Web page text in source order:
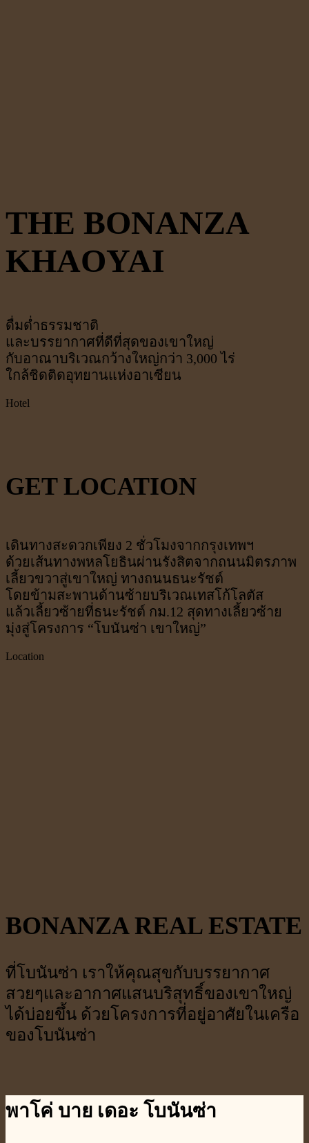
THE BONANZA
KHAOYAI
ดื่มด่ำธรรมชาติ
และบรรยากาศที่ดีที่สุดของเขาใหญ่
กับอาณาบริเวณกว้างใหญ่กว่า 3,000 ไร่
ใกล้ชิดติดอุทยานแห่งอาเซียน
Hotel
GET LOCATION
เดินทางสะดวกเพียง 2 ชั่วโมงจากกรุงเทพฯ
ด้วยเส้นทางพหลโยธินผ่านรังสิตจากถนนมิตรภาพ
เลี้ยวขวาสู่เขาใหญ่ ทางถนนธนะรัชต์
โดยข้ามสะพานด้านซ้ายบริเวณเทสโก้โลตัส
แล้วเลี้ยวซ้ายที่ธนะรัชต์ กม.12 สุดทางเลี้ยวซ้าย
มุ่งสู่โครงการ “โบนันซ่า เขาใหญ่”
Location
BONANZA REAL ESTATE
ที่โบนันซ่า เราให้คุณสุขกับบรรยากาศ
สวยๆและอากาศแสนบริสุทธิ์ของเขาใหญ่
ได้บ่อยขึ้น ด้วยโครงการที่อยู่อาศัยในเครือ
ของโบนันซ่า
พาโค่ บาย เดอะ โบนันซ่า